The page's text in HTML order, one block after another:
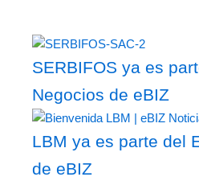
SERBIFOS ya es
Negocios de eBIZ
LBM ya es parte del
de eBIZ